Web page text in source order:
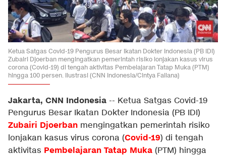
Ketua Satgas Covid-19 Pengurus Besar Ikatan Dokter Indonesia (PB IDI)
Zubairi Djoerban mengingatkan pemerintah risiko lonjakan kasus virus
corona (Covid-19) di tengah aktivitas Pembelajaran Tatap Muka (PTM)
hingga 100 persen. Ilustrasi (CNN Indonesia/Cintya Faliana)
Jakarta, CNN Indonesia -- Ketua Satgas Covid-19
Pengurus Besar Ikatan Dokter Indonesia (PB IDI)
Zubairi Djoerban mengingatkan pemerintah risiko
lonjakan kasus virus corona (Covid-19) di tengah
aktivitas Pembelajaran Tatap Muka (PTM) hingga